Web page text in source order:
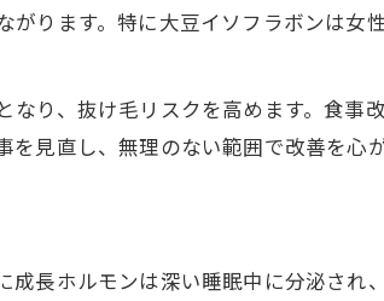
ります。特に大豆イソフラボンは女
り、抜け毛リスクを高めます。食事
見直し、無理のない範囲で改善を心が
長ホルモンは深い睡眠中に分泌され